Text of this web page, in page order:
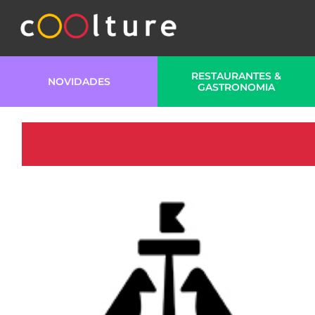
NOVIDADES
RESTAURANTES &
GASTRONOMIA